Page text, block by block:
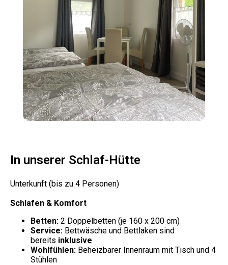
In unserer Schlaf-Hütte
Unterkunft (bis zu 4 Personen)
Schlafen & Komfort
Betten: 2 Doppelbetten (je 160 x 200 cm)
Service: Bettwäsche und Bettlaken sind
bereits inklusive
Wohlfühlen: Beheizbarer Innenraum mit Tisch und 4
Stühlen